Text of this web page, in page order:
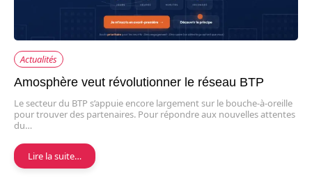
Actualités
Amosphère veut révolutionner le réseau BTP
Le secteur du BTP s’appuie encore largement sur le bouche-à-oreille
pour trouver des partenaires. Pour répondre aux nouvelles attentes
du…
Lire la suite…